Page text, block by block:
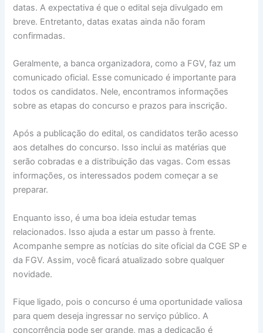
datas. A expectativa é que o edital seja divulgado em
breve. Entretanto, datas exatas ainda não foram
confirmadas.
Geralmente, a banca organizadora, como a FGV, faz um
comunicado oficial. Esse comunicado é importante para
todos os candidatos. Nele, encontramos informações
sobre as etapas do concurso e prazos para inscrição.
Após a publicação do edital, os candidatos terão acesso
aos detalhes do concurso. Isso inclui as matérias que
serão cobradas e a distribuição das vagas. Com essas
informações, os interessados podem começar a se
preparar.
Enquanto isso, é uma boa ideia estudar temas
relacionados. Isso ajuda a estar um passo à frente.
Acompanhe sempre as notícias do site oficial da CGE SP e
da FGV. Assim, você ficará atualizado sobre qualquer
novidade.
Fique ligado, pois o concurso é uma oportunidade valiosa
para quem deseja ingressar no serviço público. A
concorrência pode ser grande, mas a dedicação é